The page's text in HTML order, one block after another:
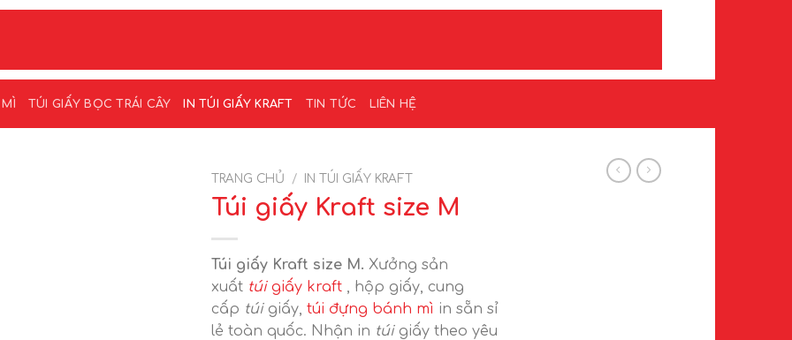
TÚI GIẤY BỌC TRÁI CÂY IN TÚI GIẤY KRAFT TIN TỨC LIÊN HỆ
TRANG CHỦ / IN TÚI GIẤY KRAFT
Túi giấy Kraft size M
Túi giấy Kraft size M. Xưởng sản
xuất túigiấy kraft , hộp giấy, cung
cấp túigiấy, túi đựng bánh mì in sẵn sỉ
lẻ toàn quốc. Nhận in túigiấy theo yêu